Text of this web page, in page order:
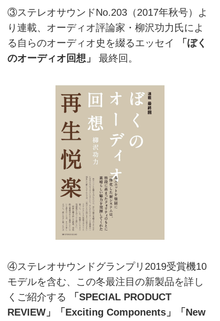
③ステレオサウンドNo.203（2017年秋号）よ
り連載、オーディオ評論家・柳沢功力氏によ
る自らのオーディオ史を綴るエッセイ
「ぼく
のオーディオ回想」
最終回。
④ステレオサウンドグランプリ2019受賞機10
モデルを含む、この冬最注目の新製品を詳し
くご紹介する
「SPECIAL PRODUCT
REVIEW」「Exciting Components」「New